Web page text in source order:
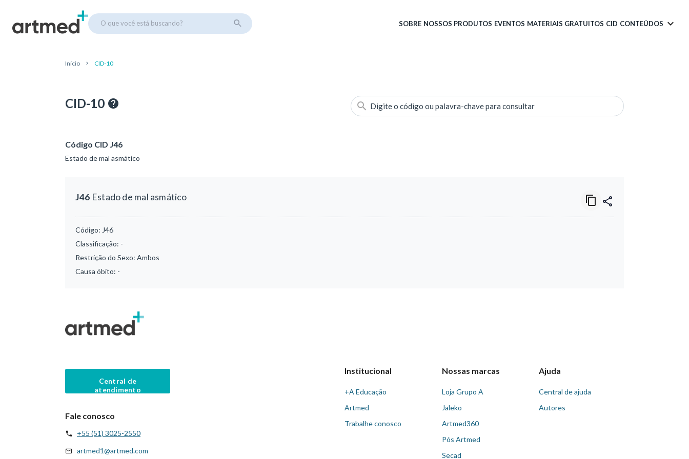
O que você está buscando? SOBRE NOSSOS PRODUTOS EVENTOS MATERIAIS GRATUITOS CID CONTEÚDOS
Início CID-10
CID-10 Digite o código ou palavra-chave para consultar
Código CID J46
Estado de mal asmático
J46 Estado de mal asmático
Código: J46
Classificação: -
Restrição do Sexo: Ambos
Causa óbito: -
Central de
atendimento
Fale conosco
+55 (51) 3025-2550
artmed1@artmed.com
Institucional
+A Educação
Artmed
Trabalhe conosco
Nossas marcas
Loja Grupo A
Jaleko
Artmed360
Pós Artmed
Secad
Ajuda
Central de ajuda
Autores